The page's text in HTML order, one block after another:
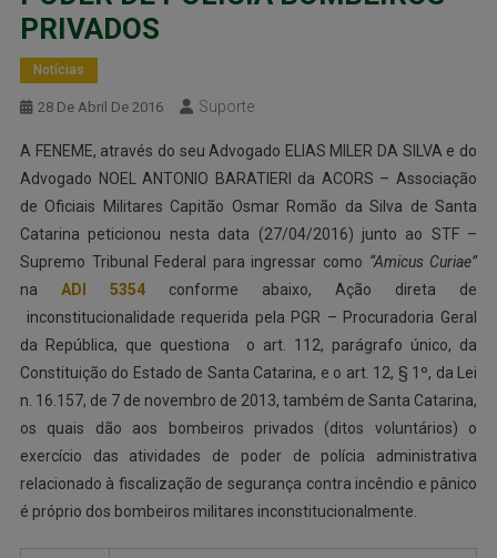
PRIVADOS
Notícias
28 De Abril De 2016 Suporte
A FENEME, através do seu Advogado ELIAS MILER DA SILVA e do
Advogado NOEL ANTONIO BARATIERI da ACORS – Associação
de Oficiais Militares Capitão Osmar Romão da Silva de Santa
Catarina peticionou nesta data (27/04/2016) junto ao STF –
Supremo Tribunal Federal para ingressar como “Amicus Curiae”
na ADI 5354conforme abaixo, Ação direta de
inconstitucionalidade requerida pela PGR – Procuradoria Geral
da República, que questiona o art. 112, parágrafo único, da
Constituição do Estado de Santa Catarina, e o art. 12, § 1º, da Lei
n. 16.157, de 7 de novembro de 2013, também de Santa Catarina,
os quais dão aos bombeiros privados (ditos voluntários) o
exercício das atividades de poder de polícia administrativa
relacionado à fiscalização de segurança contra incêndio e pânico
é próprio dos bombeiros militares inconstitucionalmente.